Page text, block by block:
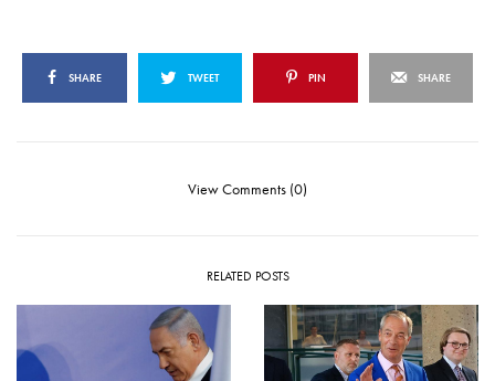
SHARE TWEET PIN SHARE
View Comments (0)
RELATED POSTS